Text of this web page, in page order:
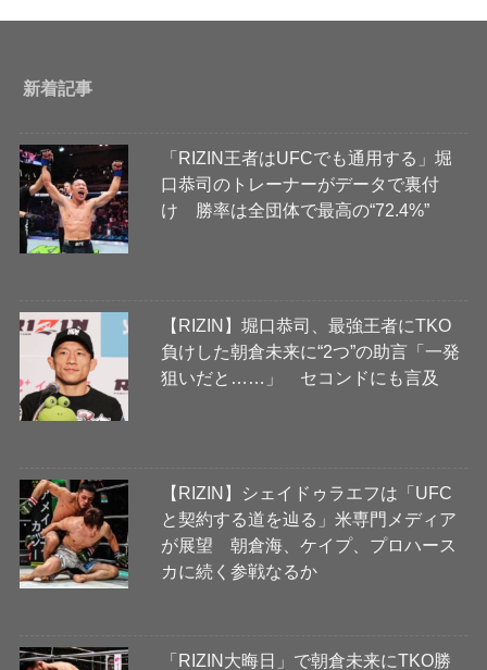
新着記事
「RIZIN王者はUFCでも通用する」堀
口恭司のトレーナーがデータで裏付
け 勝率は全団体で最高の“72.4%”
【RIZIN】堀口恭司、最強王者にTKO
負けした朝倉未来に“2つ”の助言「一発
狙いだと……」 セコンドにも言及
【RIZIN】シェイドゥラエフは「UFC
と契約する道を辿る」米専門メディア
が展望 朝倉海、ケイプ、プロハース
カに続く参戦なるか
「RIZIN大晦日」で朝倉未来にTKO勝